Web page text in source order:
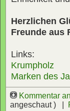
Herzlichen
Freunde aus
Links:
Krumpholz
Marken des
Kommentar
angeschaut ) |